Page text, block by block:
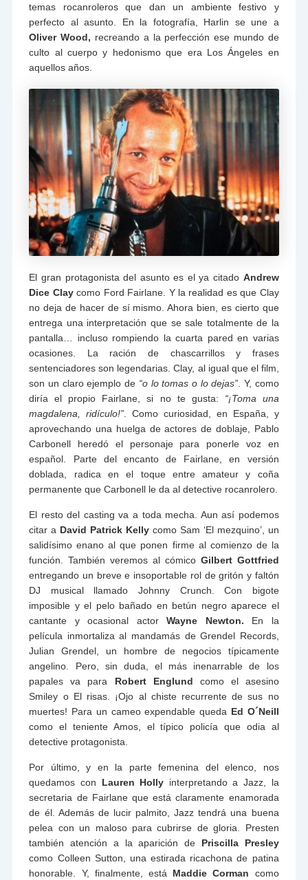
temas rocanroleros que dan un ambiente festivo y
perfecto al asunto. En la fotografía, Harlin se une a
Oliver Wood, recreando a la perfección ese mundo de
culto al cuerpo y hedonismo que era Los Ángeles en
aquellos años.
El gran protagonista del asunto es el ya citado Andrew
Dice Claycomo Ford Fairlane. Y la realidad es que Clay
no deja de hacer de sí mismo. Ahora bien, es cierto que
entrega una interpretación que se sale totalmente de la
pantalla… incluso rompiendo la cuarta pared en varias
ocasiones. La ración de chascarrillos y frases
sentenciadores son legendarias. Clay, al igual que el film,
son un claro ejemplo de “o lo tomas o lo dejas” . Y, como
diría el propio Fairlane, si no te gusta: “¡Toma una
magdalena, ridículo!” . Como curiosidad, en España, y
aprovechando una huelga de actores de doblaje, Pablo
Carbonell heredó el personaje para ponerle voz en
español. Parte del encanto de Fairlane, en versión
doblada, radica en el toque entre amateur y coña
permanente que Carbonell le da al detective rocanrolero.
El resto del casting va a toda mecha. Aun así podemos
citar a David Patrick Kelly como Sam ‘El mezquino’, un
salidísimo enano al que ponen firme al comienzo de la
función. También veremos al cómico Gilbert Gottfried
entregando un breve e insoportable rol de gritón y faltón
DJ musical llamado Johnny Crunch. Con bigote
imposible y el pelo bañado en betún negro aparece el
cantante y ocasional actorWayne Newton. En la
película inmortaliza al mandamás de Grendel Records,
Julian Grendel, un hombre de negocios típicamente
angelino. Pero, sin duda, el más inenarrable de los
papales va para Robert Englund como el asesino
Smiley o El risas. ¡Ojo al chiste recurrente de sus no
muertes! Para un cameo expendable queda Ed O´Neill
como el teniente Amos, el típico policía que odia al
detective protagonista.
Por último, y en la parte femenina del elenco, nos
quedamos con Lauren Holly interpretando a Jazz, la
secretaria de Fairlane que está claramente enamorada
de él. Además de lucir palmito, Jazz tendrá una buena
pelea con un maloso para cubrirse de gloria. Presten
también atención a la aparición de Priscilla Presley
como Colleen Sutton, una estirada ricachona de patina
honorable. Y, finalmente, está Maddie Corman como